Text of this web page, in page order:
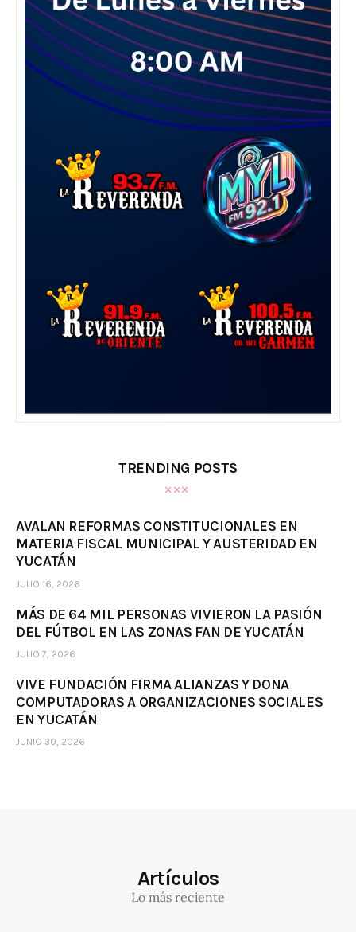
TRENDING POSTS
AVALAN REFORMAS CONSTITUCIONALES EN
MATERIA FISCAL MUNICIPAL Y AUSTERIDAD EN
YUCATÁN
JULIO 16, 2026
MÁS DE 64 MIL PERSONAS VIVIERON LA PASIÓN
DEL FÚTBOL EN LAS ZONAS FAN DE YUCATÁN
JULIO 7, 2026
VIVE FUNDACIÓN FIRMA ALIANZAS Y DONA
COMPUTADORAS A ORGANIZACIONES SOCIALES
EN YUCATÁN
JUNIO 30, 2026
Artículos
Lo más reciente